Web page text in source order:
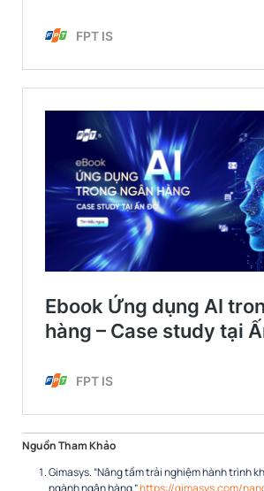
Nguồn Tham Khảo
Gimasys. “Nâng tầm trải nghiệm hành trình